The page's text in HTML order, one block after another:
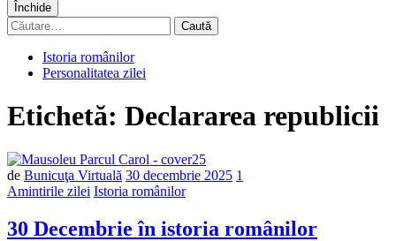
Închide
Caută
după:
Istoria românilor
Personalitatea zilei
Etichetă: Declararea republicii
de Bunicuţa Virtuală 30 decembrie 2025 1
Amintirile zilei Istoria românilor
30 Decembrie în istoria românilor